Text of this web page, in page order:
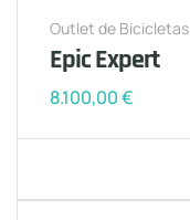
Outlet de Bicicletas
Epic Expert
8.100,00€